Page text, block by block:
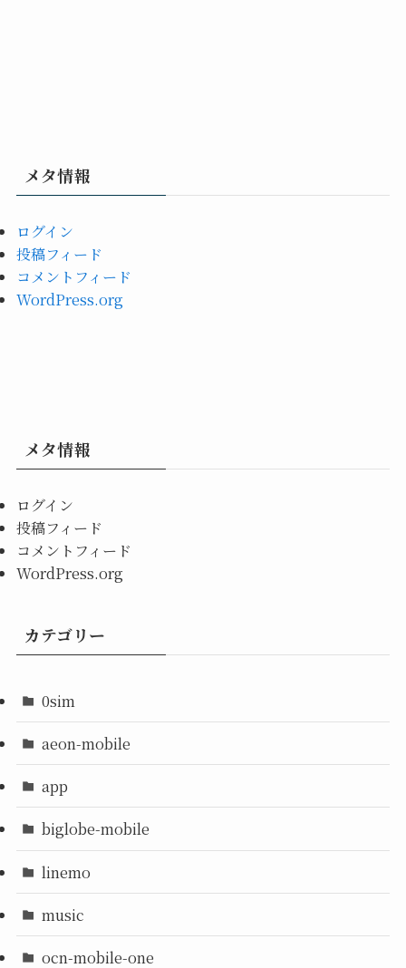
メタ情報
ログイン
投稿フィード
コメントフィード
WordPress.org
メタ情報
ログイン
投稿フィード
コメントフィード
WordPress.org
カテゴリー
0sim
aeon-mobile
app
biglobe-mobile
linemo
music
ocn-mobile-one